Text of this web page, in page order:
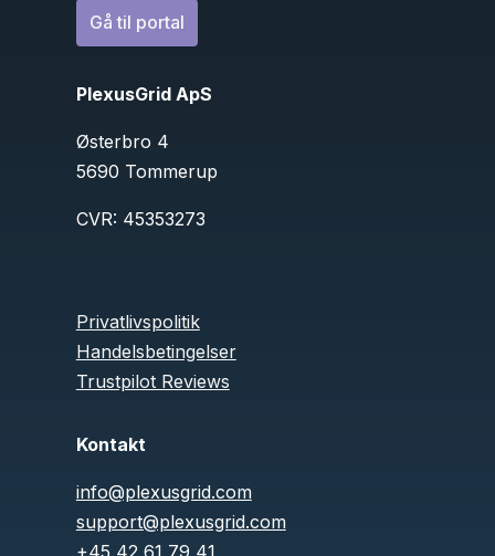
Gå til portal
PlexusGrid ApS
Østerbro 4
5690 Tommerup
CVR: 45353273
Privatlivspolitik
Handelsbetingelser
Trustpilot Reviews
Kontakt
info@plexusgrid.com
support@plexusgrid.com
+45 42 61 79 41